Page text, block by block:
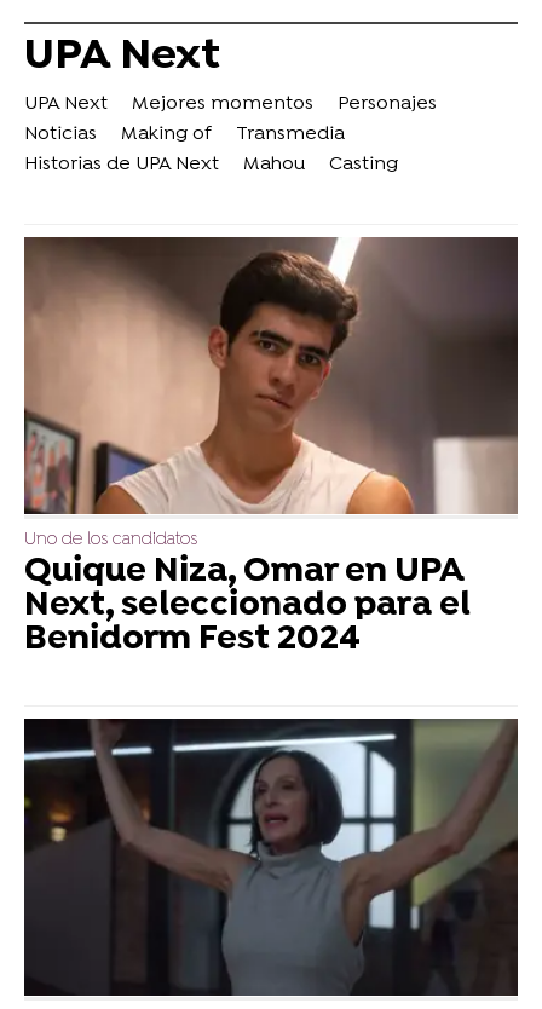
UPA Next
UPA Next Mejores momentos
Personajes
Noticias
Making of
Transmedia
Historias de UPA Next
Mahou Casting
Uno de los candidatos
Quique Niza, Omar en UPA
Next, seleccionado para el
Benidorm Fest 2024